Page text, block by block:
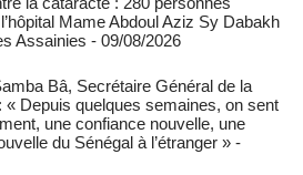
Mame Abdoul Aziz Sy Dabakh
Assainies - 09/08/2026
Bâ, Secrétaire Général de la
« Depuis quelques semaines, on sent
une confiance nouvelle, une
du Sénégal à l’étranger » -